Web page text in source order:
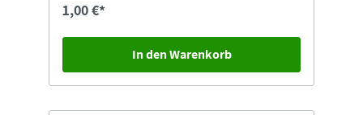
1,00 €*
In den Warenkorb